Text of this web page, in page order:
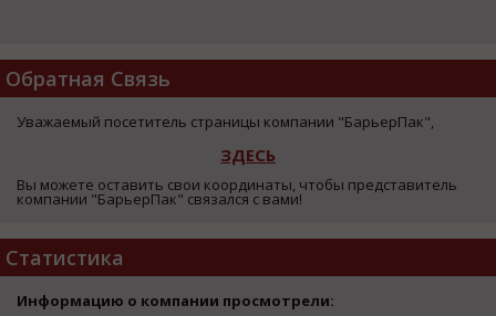
Обратная Связь
Уважаемый посетитель страницы компании "БарьерПак",
ЗДЕСЬ
Вы можете оставить свои координаты, чтобы представитель
компании "БарьерПак" связался с вами!
Статистика
Информацию о компании просмотрели: